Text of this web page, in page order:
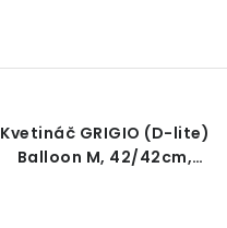
Kvetináč GRIGIO (D-lite)
Balloon M, 42/42cm,